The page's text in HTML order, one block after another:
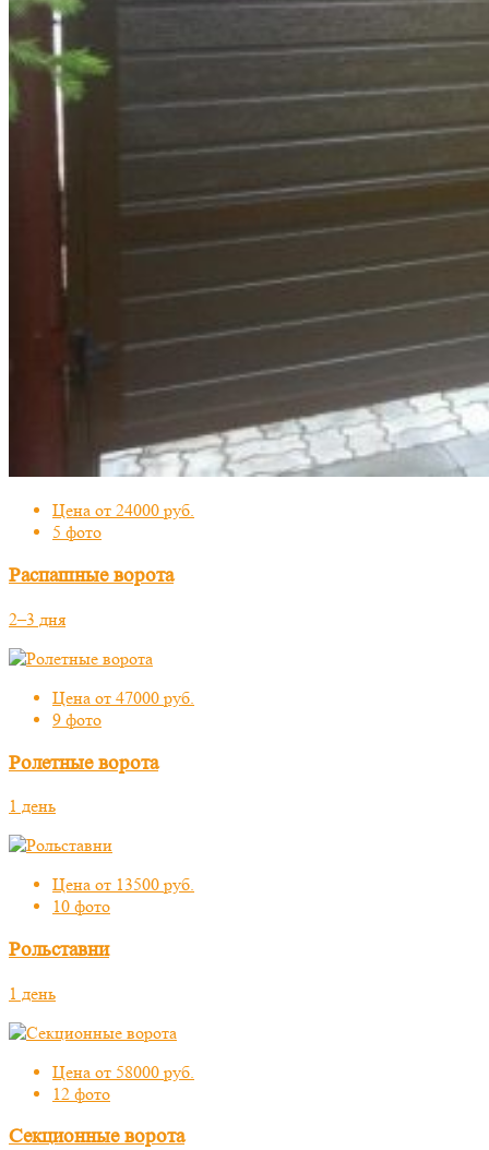
Цена от 24000 руб.
5 фото
Распашные ворота
2–3 дня
Цена от 47000 руб.
9 фото
Ролетные ворота
1 день
Цена от 13500 руб.
10 фото
Рольставни
1 день
Цена от 58000 руб.
12 фото
Секционные ворота